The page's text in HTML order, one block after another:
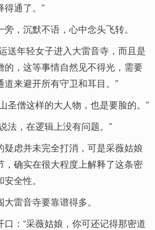
得通了。”
，沉默不语，心中念头飞转。
送年轻女子进入大雷音寺，而且是
的，这等事情自然见不得光，需要
来避开所有守卫和耳目。”
圣僧这样的大人物，也是要脸的。”
法，在逻辑上没有问题。”
疑虑并未完全打消，可是采薇姑娘
，确实在很大程度上解释了这条密
全性。
雷音寺要靠谱得多。
口：“采薇姑娘，你可还记得那密道